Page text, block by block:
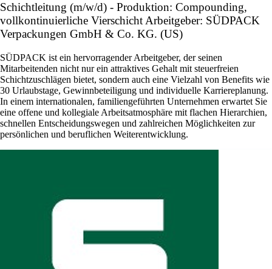
Schichtleitung (m/w/d) - Produktion: Compounding,
vollkontinuierliche Vierschicht Arbeitgeber: SÜDPACK
Verpackungen GmbH & Co. KG. (US)
SÜDPACK ist ein hervorragender Arbeitgeber, der seinen
Mitarbeitenden nicht nur ein attraktives Gehalt mit steuerfreien
Schichtzuschlägen bietet, sondern auch eine Vielzahl von Benefits wie
30 Urlaubstage, Gewinnbeteiligung und individuelle Karriereplanung.
In einem internationalen, familiengeführten Unternehmen erwartet Sie
eine offene und kollegiale Arbeitsatmosphäre mit flachen Hierarchien,
schnellen Entscheidungswegen und zahlreichen Möglichkeiten zur
persönlichen und beruflichen Weiterentwicklung.